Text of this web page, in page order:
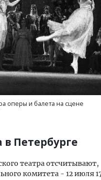
оперы и балета на сцене
Петербурге
театра отсчитывают,
комитета - 12 июля